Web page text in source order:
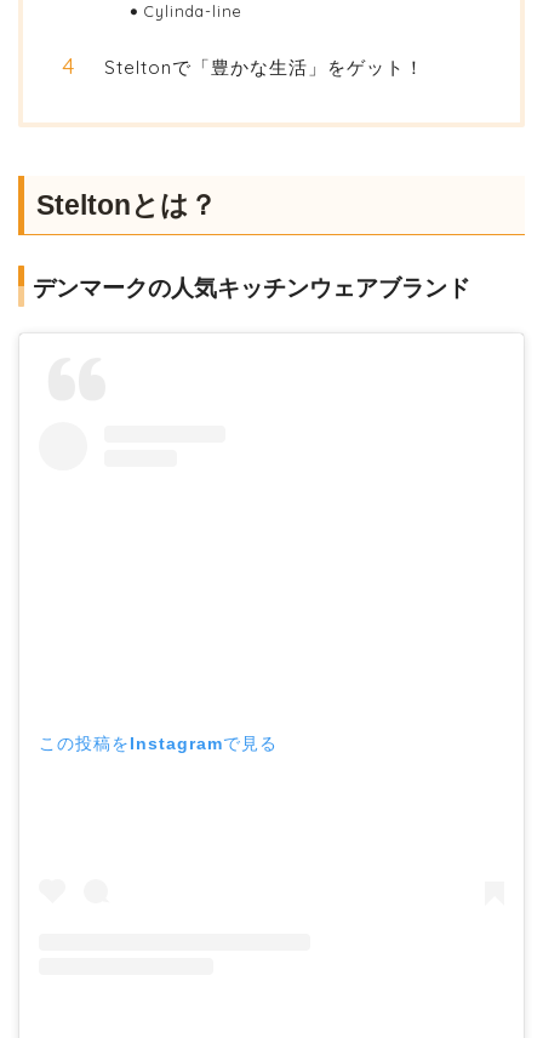
Cylinda-line
Steltonで「豊かな生活」をゲット！
Steltonとは？
デンマークの人気キッチンウェアブランド
この投稿をInstagramで見る